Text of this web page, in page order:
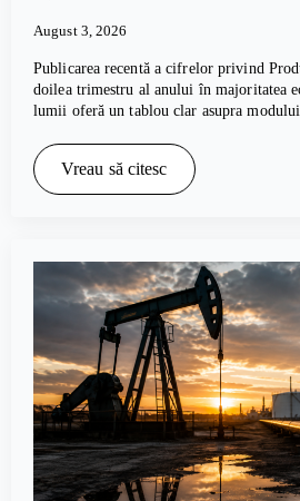
August 3, 2026
Publicarea recentă a cifrelor privind
doilea trimestru al anului în majoritatea
lumii oferă un tablou clar asupra
Vreau să citesc